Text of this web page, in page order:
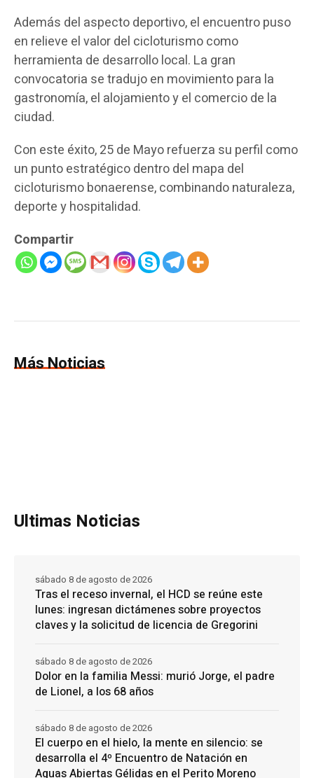
Además del aspecto deportivo, el encuentro puso
en relieve el valor del cicloturismo como
herramienta de desarrollo local. La gran
convocatoria se tradujo en movimiento para la
gastronomía, el alojamiento y el comercio de la
ciudad.
Con este éxito, 25 de Mayo refuerza su perfil como
un punto estratégico dentro del mapa del
cicloturismo bonaerense, combinando naturaleza,
deporte y hospitalidad.
Compartir
Más Noticias
Ultimas Noticias
Tras el receso invernal, el HCD se reúne este
lunes: ingresan dictámenes sobre proyectos
claves y la solicitud de licencia de Gregorini
sábado 8 de agosto de 2026
Dolor en la familia Messi: murió Jorge, el padre
de Lionel, a los 68 años
sábado 8 de agosto de 2026
El cuerpo en el hielo, la mente en silencio: se
desarrolla el 4º Encuentro de Natación en
Aguas Abiertas Gélidas en el Perito Moreno
sábado 8 de agosto de 2026